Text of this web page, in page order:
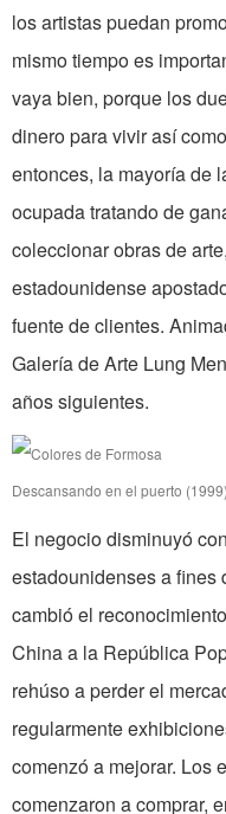
los artistas puedan
mismo tiempo es
vaya bien, porque los
dinero para vivir así
entonces, la mayoría de
ocupada tratando de
coleccionar obras de
estadounidense
fuente de clientes.
Galería de Arte Lung
años siguientes.
Descansando en el puerto
El negocio disminuyó
estadounidenses a fines
cambió el
China a la República
rehúso a perder el
regularmente
comenzó a mejorar. Los
comenzaron a comprar,